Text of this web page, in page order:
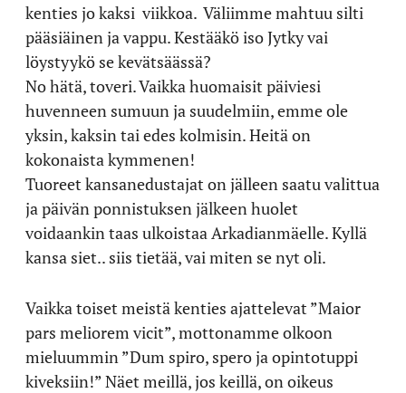
kenties jo kaksi viikkoa. Väliimme mahtuu silti
pääsiäinen ja vappu. Kestääkö iso Jytky vai
löystyykö se kevätsäässä?
No hätä, toveri. Vaikka huomaisit päiviesi
huvenneen sumuun ja suudelmiin, emme ole
yksin, kaksin tai edes kolmisin. Heitä on
kokonaista kymmenen!
Tuoreet kansanedustajat on jälleen saatu valittua
ja päivän ponnistuksen jälkeen huolet
voidaankin taas ulkoistaa Arkadianmäelle. Kyllä
kansa siet.. siis tietää, vai miten se nyt oli.
Vaikka toiset meistä kenties ajattelevat ”Maior
pars meliorem vicit”, mottonamme olkoon
mieluummin ”Dum spiro, spero ja opintotuppi
kiveksiin!” Näet meillä, jos keillä, on oikeus